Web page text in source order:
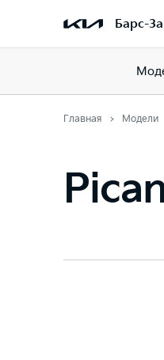
Барс-
Главная Модели